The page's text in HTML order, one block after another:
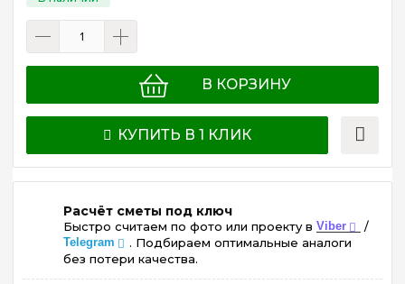
В КОРЗИНУ
КУПИТЬ В 1 КЛИК
Расчёт сметы под ключ
Быстро считаем по фото или проекту в Viber /
Telegram
. Подбираем оптимальные аналоги
без потери качества.